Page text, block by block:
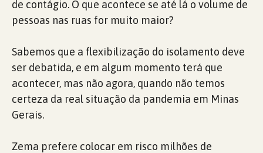
de contágio. O que acontece se até lá o volume de
pessoas nas ruas for muito maior?
Sabemos que a flexibilização do isolamento deve
ser debatida, e em algum momento terá que
acontecer, mas não agora, quando não temos
certeza da real situação da pandemia em Minas
Gerais.
Zema prefere colocar em risco milhões de